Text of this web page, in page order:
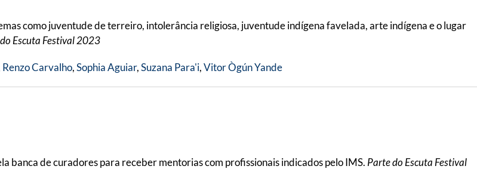
como juventude de terreiro, intolerância religiosa, juventude indígena favelada, arte indígena e o lugar
Escuta Festival 2023
Renzo Carvalho,Sophia Aguiar,Suzana Para'i,Vitor Ògún Yande
banca de curadores para receber mentorias com profissionais indicados pelo IMS. Parte do Escuta Festival